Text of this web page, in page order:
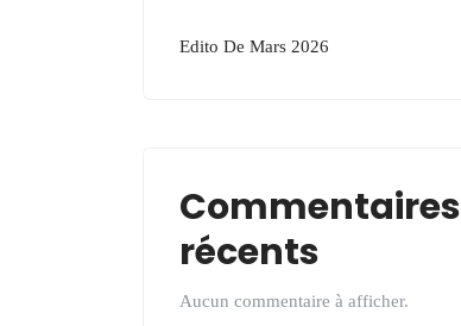
Edito De Mars 2026
Commentaires
récents
Aucun commentaire à afficher.